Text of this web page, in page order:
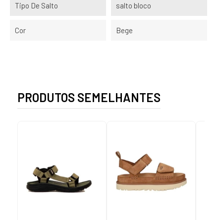
Tipo De Salto salto bloco
Cor Bege
PRODUTOS SEMELHANTES